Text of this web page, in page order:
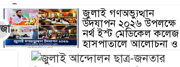
জুলাই গণঅভ্যুত্থান
উদযাপন ২০২৬ উপলক্ষে
নর্থ ইস্ট মেডিকেল কলেজ
হাসপাতালে আলোচনা ও
মাহফিল